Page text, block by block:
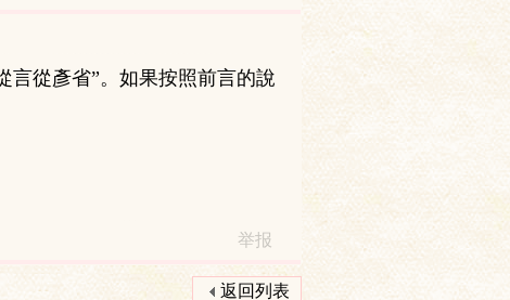
言從彥省”。如果按照前言的說
举报
返回列表